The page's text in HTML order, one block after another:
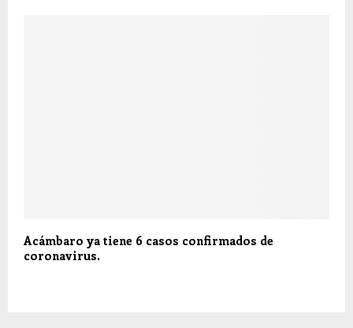
Acámbaro ya tiene 6 casos confirmados de
coronavirus.